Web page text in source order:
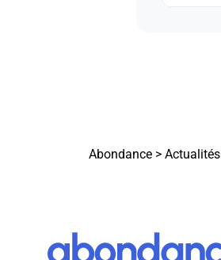
Abondance > Actualités